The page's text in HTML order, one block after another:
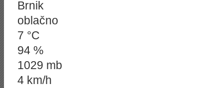
Brnik
oblačno
7 °C
94 %
1029 mb
4 km/h